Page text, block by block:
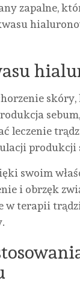
zapalne,
leczenie
swoim
i obrzęk
w terapii